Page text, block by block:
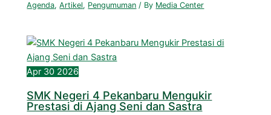
Agenda,Artikel, Pengumuman / By Media Center
Apr 30 2026
SMK Negeri 4 Pekanbaru Mengukir
Prestasi di Ajang Seni dan Sastra